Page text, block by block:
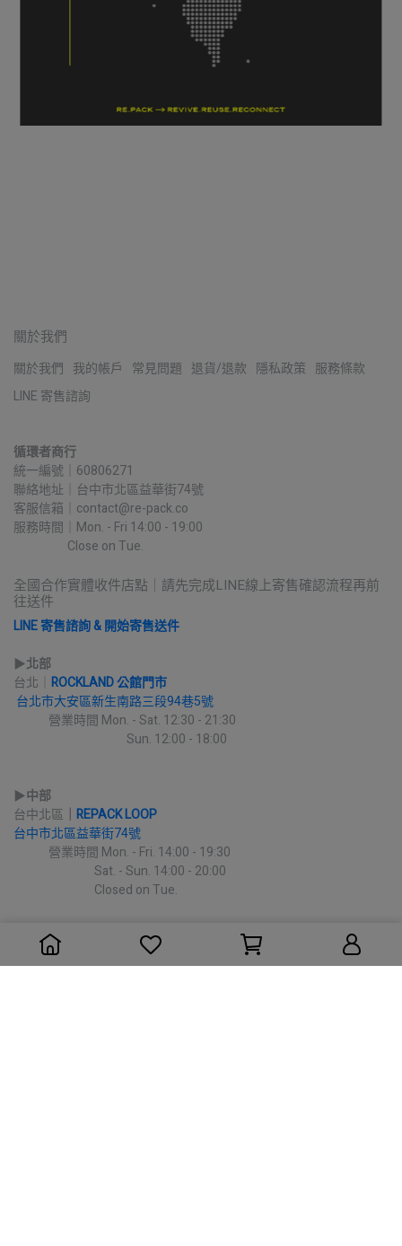
關於我們
關於我們 我的帳戶 常見問題 退貨/退款 隱私政策 服務條款
LINE 寄售諮詢
循環者商行
統一編號｜60806271
聯絡地址｜台中市北區益華街74號
客服信箱｜contact@re-pack.co
服務時間｜Mon. - Fri 14:00 - 19:00
Close on Tue.
全國合作實體收件店點｜請先完成LINE線上寄售確認流程再前
往送件
LINE 寄售諮詢 & 開始寄售送件
▶︎北部
台北｜ ROCKLAND 公館門市
台北市大安區新生南路三段94巷5號
營業時間 Mon. - Sat. 12:30 - 21:30
Sun. 12:00 - 18:00
▶︎中部
台中北區
REPACK LOOP
台中市北區益華街74號
營業時間 Mon. - Fri. 14:00 - 19:30
Sat. - Sun. 14:00 - 20:00
Closed on Tue.
台中西屯區
REPACK HOUSE
台中市西屯區天水西二街35號